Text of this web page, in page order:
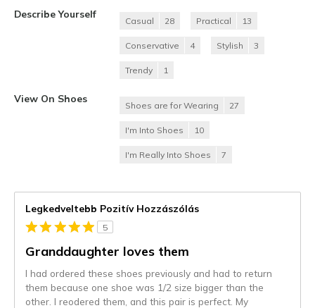
Describe Yourself
Casual 28 Practical 13
Conservative 4 Stylish 3
Trendy 1
View On Shoes
Shoes are for Wearing 27
I'm Into Shoes 10
I'm Really Into Shoes 7
Legkedveltebb Pozitív Hozzászólás
5
Granddaughter loves them
I had ordered these shoes previously and had to return
them because one shoe was 1/2 size bigger than the
other. I reodered them, and this pair is perfect. My